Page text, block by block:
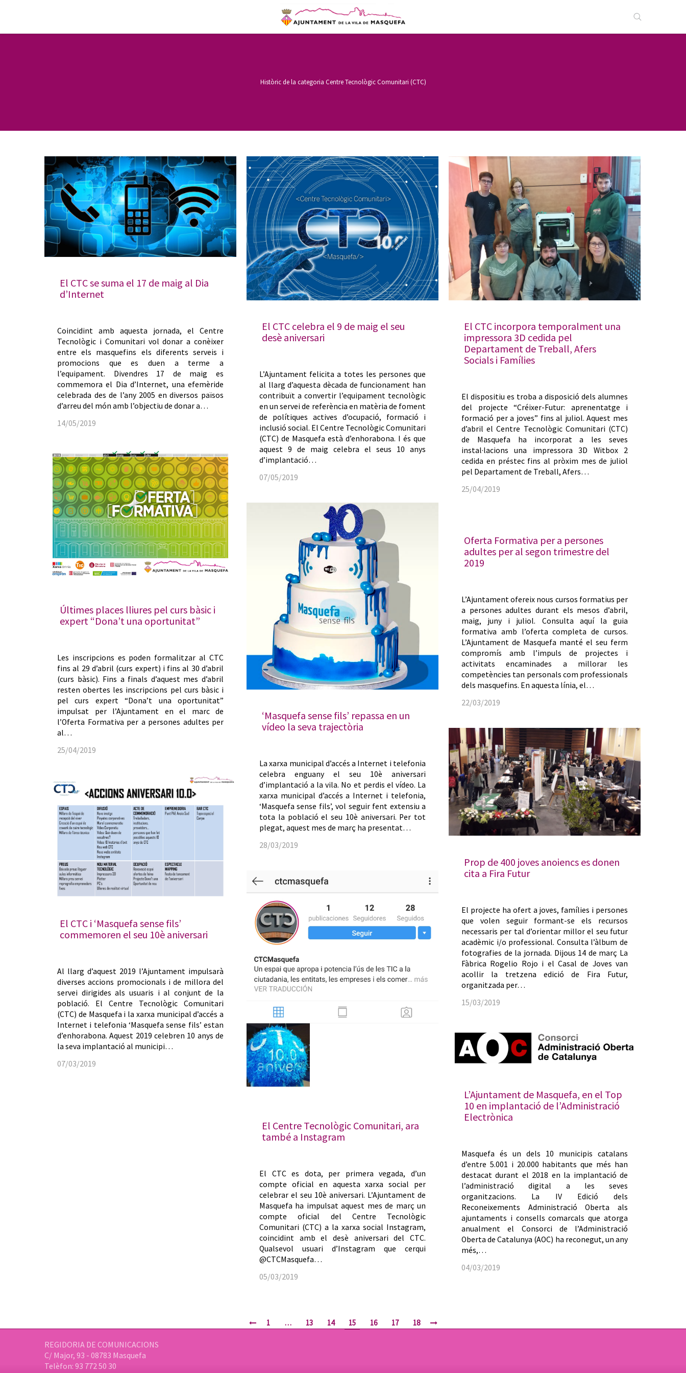
Històric de la categoria Centre Tecnològic Comunitari (CTC)
El CTC se suma el 17 de maig al Dia
d’Internet
Coincidint amb aquesta jornada, el Centre
Tecnològic i Comunitari vol donar a conèixer
entre els masquefins els diferents serveis i
promocions que es duen a terme a
l’equipament. Divendres 17 de maig es
commemora el Dia d’Internet, una efemèride
celebrada des de l’any 2005 en diversos països
d’arreu del món amb l’objectiu de donar a…
14/05/2019
El CTC celebra el 9 de maig el seu
desè aniversari
L’Ajuntament felicita a totes les persones que
al llarg d’aquesta dècada de funcionament han
contribuït a convertir l’equipament tecnològic
en un servei de referència en matèria de foment
de polítiques actives d’ocupació, formació i
inclusió social. El Centre Tecnològic Comunitari
(CTC) de Masquefa està d’enhorabona. I és que
aquest 9 de maig celebra el seus 10 anys
d’implantació…
07/05/2019
El CTC incorpora temporalment una
impressora 3D cedida pel
Departament de Treball, Afers
Socials i Famílies
El dispositiu es troba a disposició dels alumnes
del projecte “Créixer-Futur: aprenentatge i
formació per a joves” fins al juliol. Aquest mes
d’abril el Centre Tecnològic Comunitari (CTC)
de Masquefa ha incorporat a les seves
instal·lacions una impressora 3D Witbox 2
cedida en préstec fins al pròxim mes de juliol
pel Departament de Treball, Afers…
25/04/2019
Últimes places lliures pel curs bàsic i
expert “Dona’t una oportunitat”
Les inscripcions es poden formalitzar al CTC
fins al 29 d’abril (curs expert) i fins al 30 d’abril
(curs bàsic). Fins a finals d’aquest mes d’abril
resten obertes les inscripcions pel curs bàsic i
pel curs expert “Dona’t una oportunitat”
impulsat per l’Ajuntament en el marc de
l’Oferta Formativa per a persones adultes per
al…
25/04/2019
‘Masquefa sense fils’ repassa en un
vídeo la seva trajectòria
La xarxa municipal d’accés a Internet i telefonia
celebra enguany el seu 10è aniversari
d’implantació a la vila. No et perdis el vídeo. La
xarxa municipal d’accés a Internet i telefonia,
‘Masquefa sense fils’, vol seguir fent extensiu a
tota la població el seu 10è aniversari. Per tot
plegat, aquest mes de març ha presentat…
28/03/2019
Oferta Formativa per a persones
adultes per al segon trimestre del
2019
L’Ajuntament ofereix nous cursos formatius per
a persones adultes durant els mesos d’abril,
maig, juny i juliol. Consulta aquí la guia
formativa amb l’oferta completa de cursos.
L’Ajuntament de Masquefa manté el seu ferm
compromís amb l’impuls de projectes i
activitats encaminades a millorar les
competències tan personals com professionals
dels masquefins. En aquesta línia, el…
22/03/2019
Prop de 400 joves anoiencs es donen
cita a Fira Futur
El projecte ha ofert a joves, famílies i persones
que volen seguir formant-se els recursos
necessaris per tal d’orientar millor el seu futur
acadèmic i/o professional. Consulta l’àlbum de
fotografies de la jornada. Dijous 14 de març La
Fàbrica Rogelio Rojo i el Casal de Joves van
acollir la tretzena edició de Fira Futur,
organitzada per…
15/03/2019
El CTC i ‘Masquefa sense fils’
commemoren el seu 10è aniversari
Al llarg d’aquest 2019 l’Ajuntament impulsarà
diverses accions promocionals i de millora del
servei dirigides als usuaris i al conjunt de la
població. El Centre Tecnològic Comunitari
(CTC) de Masquefa i la xarxa municipal d’accés a
Internet i telefonia ‘Masquefa sense fils’ estan
d’enhorabona. Aquest 2019 celebren 10 anys de
la seva implantació al municipi…
07/03/2019
El Centre Tecnològic Comunitari, ara
també a Instagram
El CTC es dota, per primera vegada, d’un
compte oficial en aquesta xarxa social per
celebrar el seu 10è aniversari. L’Ajuntament de
Masquefa ha impulsat aquest mes de març un
compte oficial del Centre Tecnològic
Comunitari (CTC) a la xarxa social Instagram,
coincidint amb el desè aniversari del CTC.
Qualsevol usuari d’Instagram que cerqui
@CTCMasquefa…
05/03/2019
L’Ajuntament de Masquefa, en el Top
10 en implantació de l’Administració
Electrònica
Masquefa és un dels 10 municipis catalans
d’entre 5.001 i 20.000 habitants que més han
destacat durant el 2018 en la implantació de
l’administració digital a les seves
organitzacions. La IV Edició dels
Reconeixements Administració Oberta als
ajuntaments i consells comarcals que atorga
anualment el Consorci de l’Administració
Oberta de Catalunya (AOC) ha reconegut, un any
més,…
04/03/2019
1 … 13 14 15 16 17 18
REGIDORIA DE COMUNICACIONS
C/ Major, 93 - 08783 Masquefa
Telèfon: 93 772 50 30